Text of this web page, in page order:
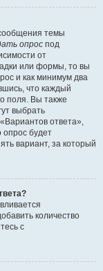
темы
опрос под
от
или формы, то вы
и как минимум два
что каждый
поля. Вы также
выбрать
ответа»,
опрос будет
вариант, за который
количество
с